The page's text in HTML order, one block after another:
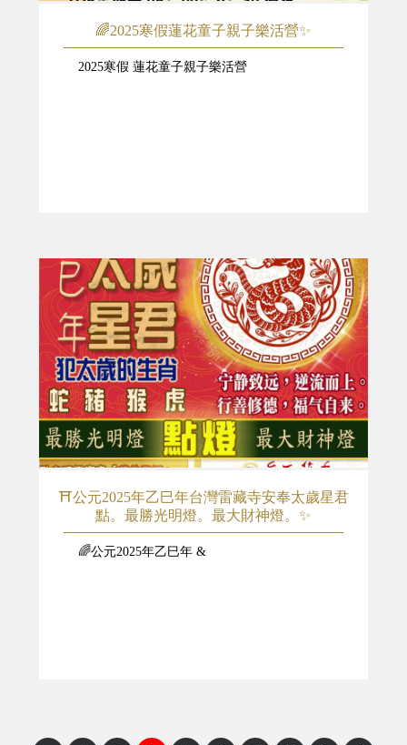
🌈2025寒假蓮花童子親子樂活營✨
2025寒假 蓮花童子親子樂活營
⛩️公元2025年乙巳年台灣雷藏寺安奉太歲星君
點。最勝光明燈。最大財神燈。✨
🌈公元2025年乙巳年 &